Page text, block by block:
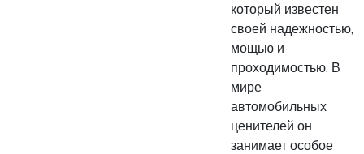
который известен
своей надежностью,
мощью и
проходимостью. В
мире
автомобильных
ценителей он
занимает особое